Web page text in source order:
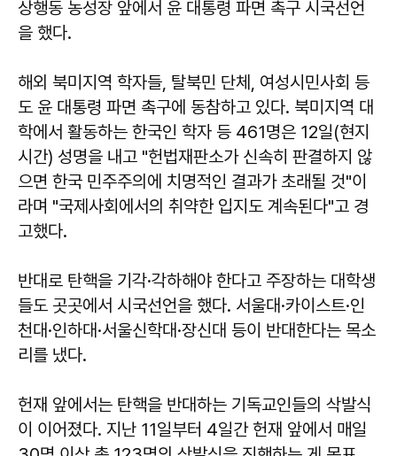
상행동 농성장 앞에서 윤 대통령 파면 촉구 시국선언
을 했다.
해외 북미지역 학자들, 탈북민 단체, 여성시민사회 등
도 윤 대통령 파면 촉구에 동참하고 있다. 북미지역 대
학에서 활동하는 한국인 학자 등 461명은 12일(현지
시간) 성명을 내고 "헌법재판소가 신속히 판결하지 않
으면 한국 민주주의에 치명적인 결과가 초래될 것"이
라며 "국제사회에서의 취약한 입지도 계속된다"고 경
고했다.
반대로 탄핵을 기각·각하해야 한다고 주장하는 대학생
들도 곳곳에서 시국선언을 했다. 서울대·카이스트·인
천대·인하대·서울신학대·장신대 등이 반대한다는 목소
리를 냈다.
헌재 앞에서는 탄핵을 반대하는 기독교인들의 삭발식
이 이어졌다. 지난 11일부터 4일간 헌재 앞에서 매일